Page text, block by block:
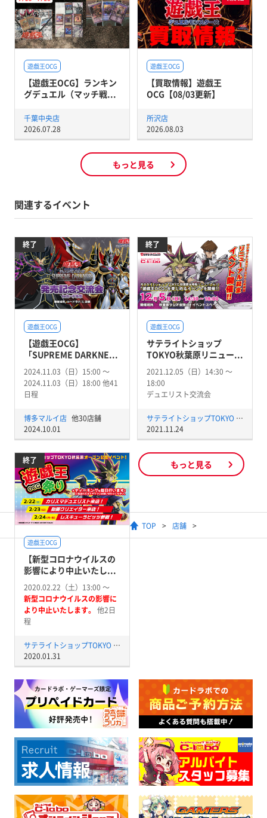
遊戯王OCG
【買取情報】遊戯王
OCG【08/03更新】
所沢店
2026.08.03
遊戯王OCG
【遊戯王OCG】ランキン
グデュエル（マッチ戦...
千葉中央店
2026.07.28
もっと見る
関連するイベント
終了
遊戯王OCG
【遊戯王OCG】
「SUPREME DARKNE...
2024.11.03（日）15:00 〜
2024.11.03（日）18:00 他41
日程
博多マルイ店 他30店舗
2024.10.01
終了
遊戯王OCG
サテライトショップ
TOKYO秋葉原リニュー...
2021.12.05（日）14:30 〜
18:00
デュエリスト交流会
サテライトショップTOKYO 秋葉原店
2021.11.24
終了
遊戯王OCG
【新型コロナウイルスの
影響により中止いたし...
2020.02.22（土）13:00 〜
新型コロナウイルスの影響に
より中止いたします。 他2日
程
サテライトショップTOKYO 秋葉原店
2020.01.31
もっと見る
TOP 店舗